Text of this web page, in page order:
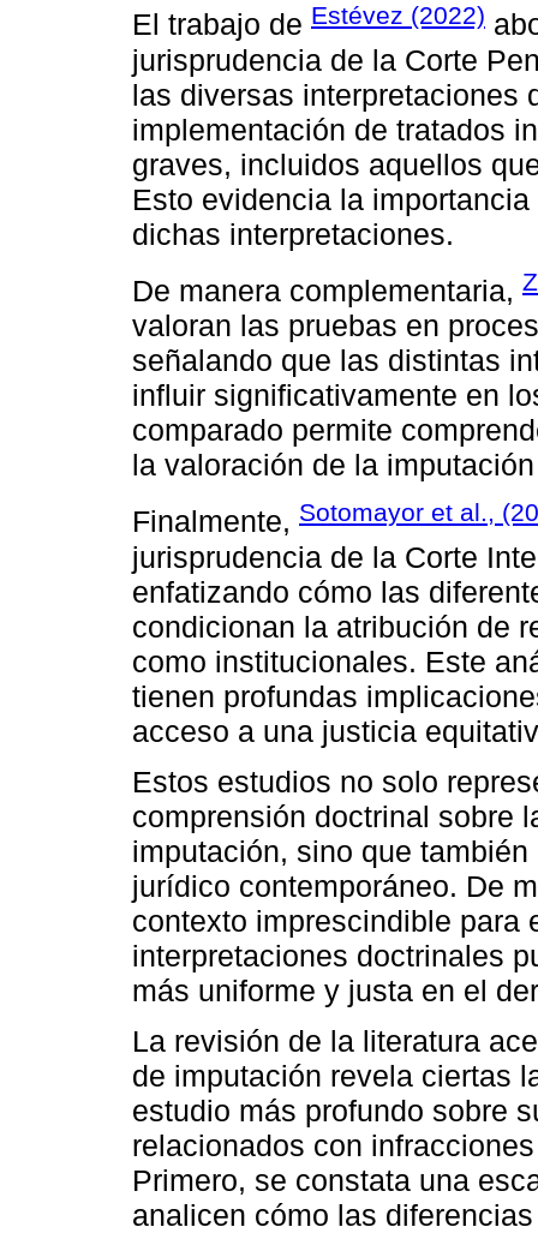
El trabajo de Estévez (2022)
jurisprudencia de la Corte
las diversas interpretaciones
implementación de tratados
graves, incluidos aquellos
Esto evidencia la
dichas interpretaciones.
De manera complementaria,
valoran las pruebas en
señalando que las distintas
influir significativamente en
comparado permite
la valoración de la
Finalmente, Sotomayor et al.,
jurisprudencia de la Corte
enfatizando cómo las
condicionan la atribución de
como institucionales. Este
tienen profundas
acceso a una justicia
Estos estudios no solo
comprensión doctrinal sobre
imputación, sino que
jurídico contemporáneo. De
contexto imprescindible para
interpretaciones doctrinales
más uniforme y justa en el
La revisión de la literatura
de imputación revela ciertas
estudio más profundo sobre
relacionados con
Primero, se constata una
analicen cómo las